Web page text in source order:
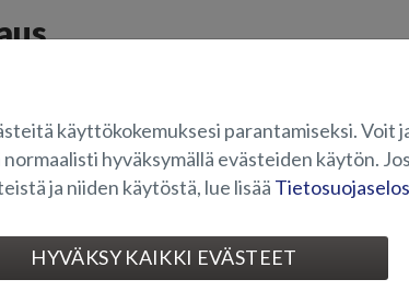
käyttökokemuksesi parantamiseksi. Voit
hyväksymällä evästeiden käytön.
ja niiden käytöstä, lue lisää
HYVÄKSY KAIKKI EVÄSTEET